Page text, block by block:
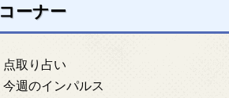
コーナー
点取り占い
今週のインパルス